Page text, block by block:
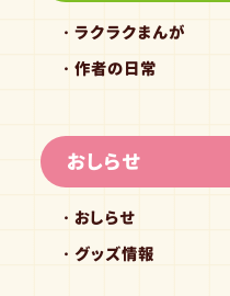
ラクラクまんが
作者の日常
おしらせ
おしらせ
グッズ情報